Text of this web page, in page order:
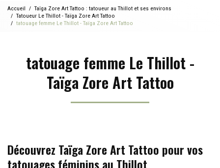
Accueil
Taïga Zore Art Tattoo : tatoueur au Thillot et ses environs
Tatoueur Le Thillot - Taïga Zore Art Tattoo
tatouage femme Le Thillot - Taïga Zore Art Tattoo
tatouage femme Le Thillot -
Taïga Zore Art Tattoo
Découvrez Taïga Zore Art Tattoo pour vos
tatouages féminins au Thillot